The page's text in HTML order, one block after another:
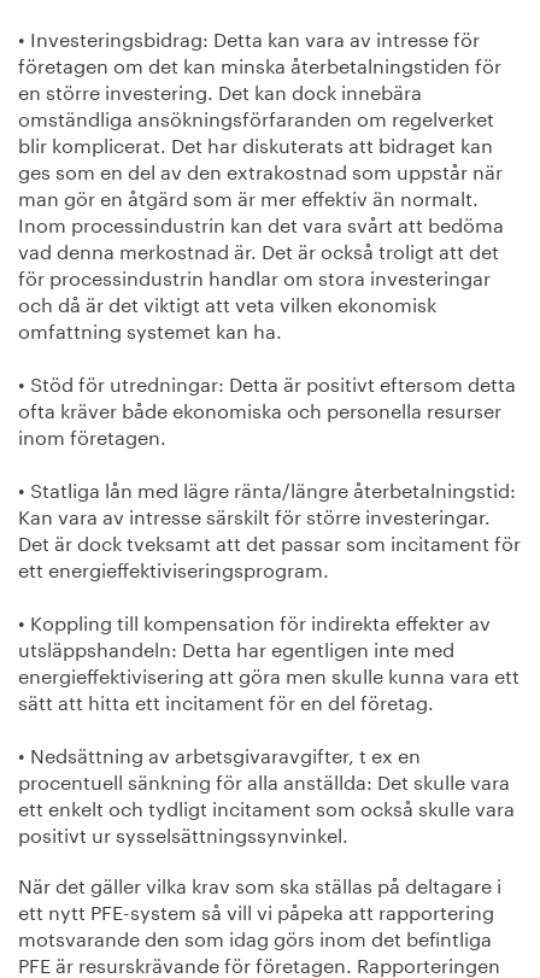
• Investeringsbidrag: Detta kan vara av intresse för
företagen om det kan minska återbetalningstiden för
en större investering. Det kan dock innebära
omständliga ansökningsförfaranden om regelverket
blir komplicerat. Det har diskuterats att bidraget kan
ges som en del av den extrakostnad som uppstår när
man gör en åtgärd som är mer effektiv än normalt.
Inom processindustrin kan det vara svårt att bedöma
vad denna merkostnad är. Det är också troligt att det
för processindustrin handlar om stora investeringar
och då är det viktigt att veta vilken ekonomisk
omfattning systemet kan ha.
• Stöd för utredningar: Detta är positivt eftersom detta
ofta kräver både ekonomiska och personella resurser
inom företagen.
• Statliga lån med lägre ränta/längre återbetalningstid:
Kan vara av intresse särskilt för större investeringar.
Det är dock tveksamt att det passar som incitament för
ett energieffektiviseringsprogram.
• Koppling till kompensation för indirekta effekter av
utsläppshandeln: Detta har egentligen inte med
energieffektivisering att göra men skulle kunna vara ett
sätt att hitta ett incitament för en del företag.
• Nedsättning av arbetsgivaravgifter, t ex en
procentuell sänkning för alla anställda: Det skulle vara
ett enkelt och tydligt incitament som också skulle vara
positivt ur sysselsättningssynvinkel.
När det gäller vilka krav som ska ställas på deltagare i
ett nytt PFE-system så vill vi påpeka att rapportering
motsvarande den som idag görs inom det befintliga
PFE är resurskrävande för företagen. Rapporteringen